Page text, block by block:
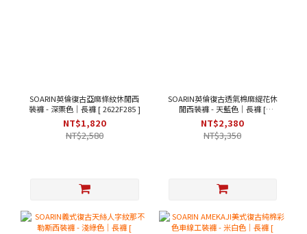
SOARIN英倫復古亞麻條紋休閒西
裝褲 - 深栗色｜長褲 [ 2622F285 ]
NT$1,820
NT$2,580
SOARIN英倫復古透氣棉麻緹花休
閒西裝褲 - 天藍色｜長褲 [
262TF284 ]
NT$2,380
NT$3,350